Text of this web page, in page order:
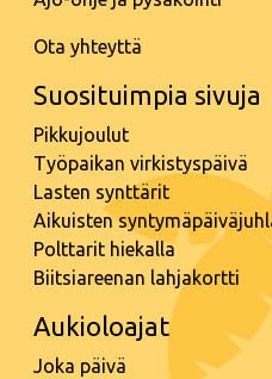
Ota yhteyttä
Suosituimpia sivuja
Pikkujoulut
Työpaikan virkistyspäivä
Lasten synttärit
Aikuisten
Polttarit hiekalla
Biitsiareenan lahjakortti
Aukioloajat
Joka päivä